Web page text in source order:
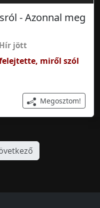
- Azonnal meg
Hír jött
miről szól
Megosztom!